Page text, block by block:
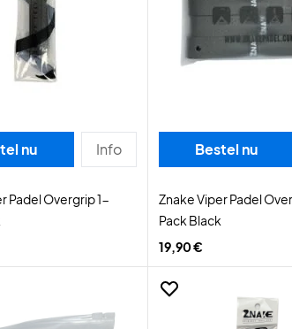
nu Info
Padel Overgrip 1-
Bestel nu
Znake Viper Padel
Pack Black
19,90 €